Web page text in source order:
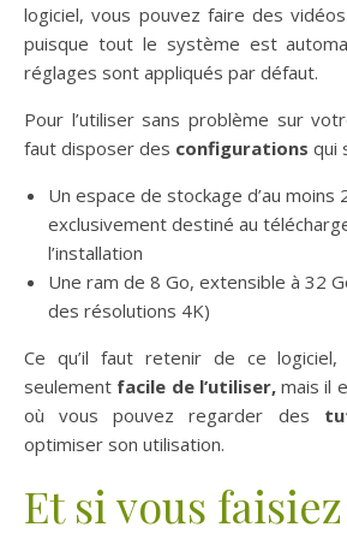
logiciel, vous pouvez faire des
puisque tout le système est
réglages sont appliqués par défaut.
Pour l’utiliser sans problème sur
faut disposer des configurations qui
Un espace de stockage d’au moins
exclusivement destiné au
l’installation
Une ram de 8 Go, extensible à 32
des résolutions 4K)
Ce qu’il faut retenir de ce logiciel,
seulement facile de l’utiliser,mais il
où vous pouvez regarder des
optimiser son utilisation.
Et si vous